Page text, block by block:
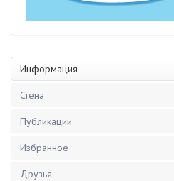
Информация
Стена
Публикации
Избранное
Друзья